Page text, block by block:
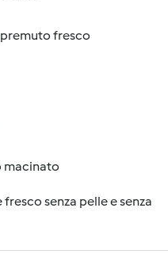
fresco
macinato
senza pelle e senza